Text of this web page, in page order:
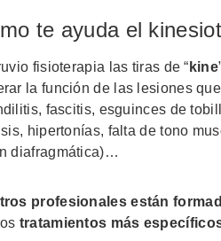
te ayuda el
fisioterapia las tiras de “ kine
la función de las lesiones
fascitis, esguinces de
hipertonías, falta de tono
diafragmática)…
profesionales están
tratamientos más